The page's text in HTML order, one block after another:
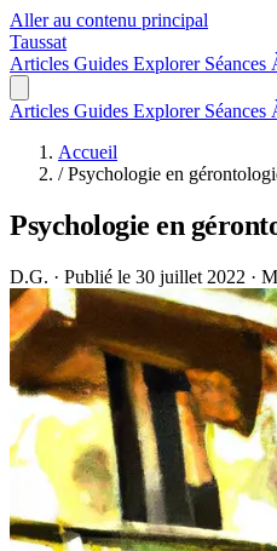
Aller au contenu principal
Taussat
Articles Guides Explorer Séances
Articles Guides Explorer Séances
Accueil
/ Psychologie en
Psychologie en
D.G. · Publié le 30 juillet 2022 ·